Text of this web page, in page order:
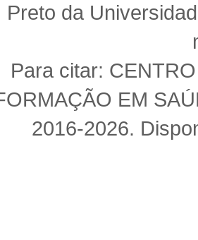
Preto da
Para citar:
EM
2016-2026.